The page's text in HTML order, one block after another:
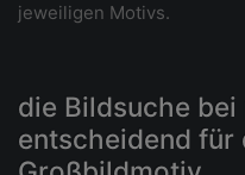
jeweiligen Motivs.
die Bildsuche bei
entscheidend für